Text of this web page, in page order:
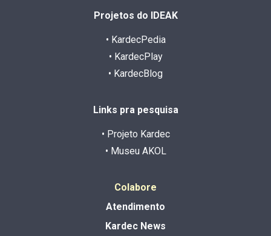
Projetos do IDEAK
• KardecPedia
• KardecPlay
• KardecBlog
Links pra pesquisa
• Projeto Kardec
• Museu AKOL
Colabore
Atendimento
Kardec News